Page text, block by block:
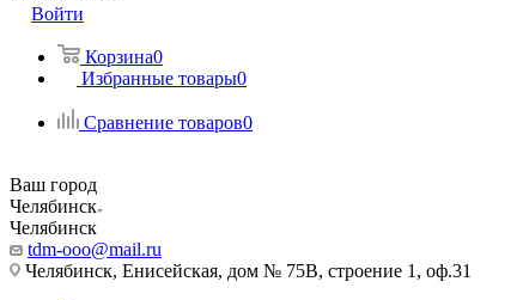
Войти
Корзина0
Избранные товары0
Сравнение товаров0
Ваш город
Челябинск
Челябинск
tdm-ooo@mail.ru
Челябинск, Енисейская, дом № 75В, строение 1, оф.31